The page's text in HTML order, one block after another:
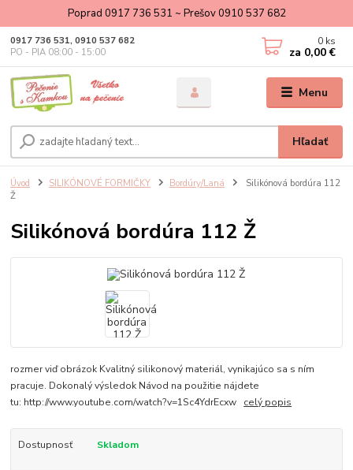
Poprad 0917 736 531 ~ Prešov 0910 537 682
Menu
Hľadať
0917 736 531, 0910 537 682
PO - PIA 08:00 - 15:00
0 ks
za 0,00 €
Úvod SILIKÓNOVÉ FORMIČKY Bordúry/Laná
Silikónová bordúra 112
Ž
Silikónová bordúra 112 Ž
rozmer viď obrázok Kvalitný silikonový materiál, vynikajúco sa s ním
pracuje. Dokonalý výsledok Návod na použitie nájdete
tu: http://www.youtube.com/watch?v=1Sc4YdrEcxw celý popis
Dostupnosť Skladom